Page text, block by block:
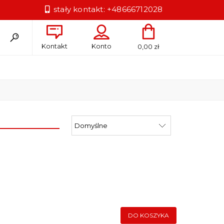
stały kontakt: +48666712028
Kontakt Konto 0,00 zł
DO KOSZYKA